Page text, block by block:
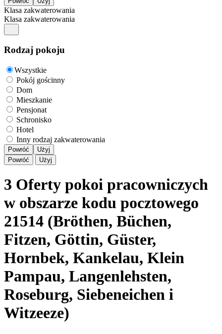
Klasa zakwaterowania
Klasa zakwaterowania
Rodzaj pokoju
Wszystkie
Pokój gościnny
Dom
Mieszkanie
Pensjonat
Schronisko
Hotel
Inny rodzaj zakwaterowania
Powróć
Użyj
Powróć
Użyj
3 Oferty pokoi pracowniczych
w obszarze kodu pocztowego
21514 (Bröthen, Büchen,
Fitzen, Göttin, Güster,
Hornbek, Kankelau, Klein
Pampau, Langenlehsten,
Roseburg, Siebeneichen i
Witzeeze)